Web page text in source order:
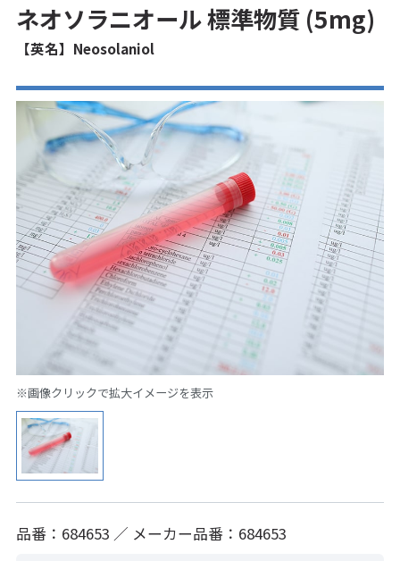
ネオソラニオール 標準物質 (5mg)
【英名】Neosolaniol
※画像クリックで拡大イメージを表示
品番：684653 ／ メーカー品番：684653